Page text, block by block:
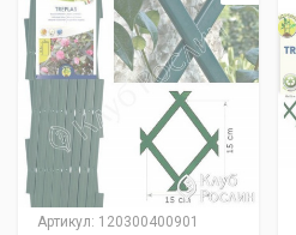
Артикул: 120300400901